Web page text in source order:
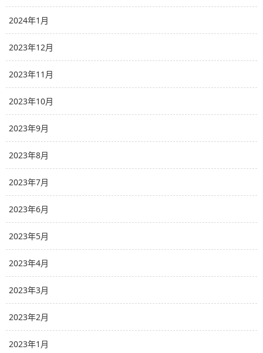
2024年1月
2023年12月
2023年11月
2023年10月
2023年9月
2023年8月
2023年7月
2023年6月
2023年5月
2023年4月
2023年3月
2023年2月
2023年1月